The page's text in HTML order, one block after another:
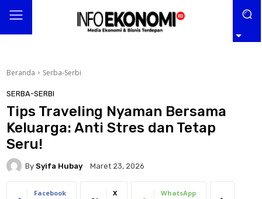
Beranda Serba-Serbi
SERBA-SERBI
Tips Traveling Nyaman Bersama
Keluarga: Anti Stres dan Tetap
Seru!
By Syifa Hubay Maret 23, 2026
Facebook X WhatsApp